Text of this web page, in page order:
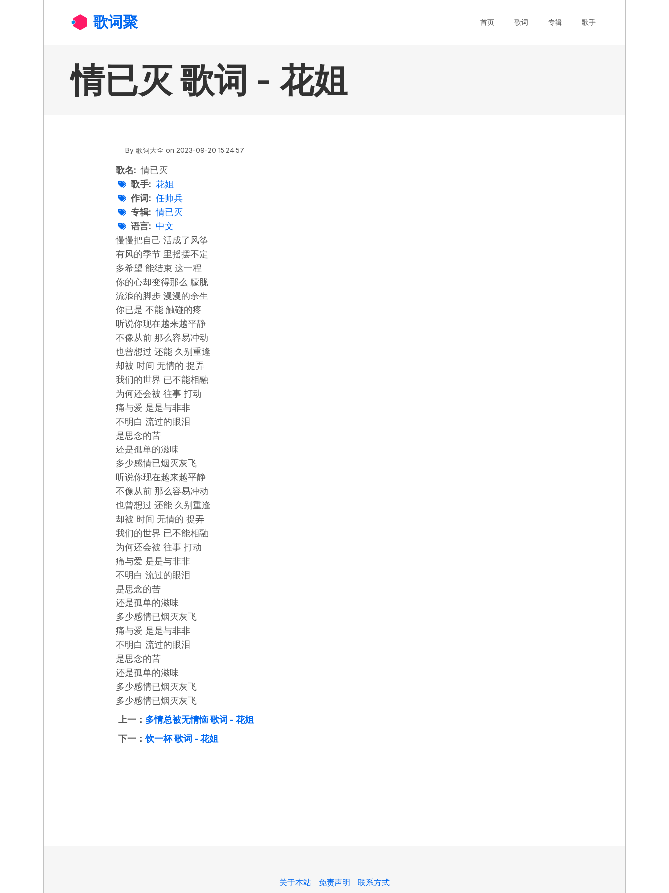
歌词聚 首页 歌词 专辑 歌手
情已灭 歌词 - 花姐
By 歌词大全 on 2023-09-20 15:24:57
歌名
情已灭
歌手
花姐
作词
任帅兵
专辑
情已灭
语言
中文
慢慢把自己 活成了风筝
有风的季节 里摇摆不定
多希望 能结束 这一程
你的心却变得那么 朦胧
流浪的脚步 漫漫的余生
你已是 不能 触碰的疼
听说你现在越来越平静
不像从前 那么容易冲动
也曾想过 还能 久别重逢
却被 时间 无情的 捉弄
我们的世界 已不能相融
为何还会被 往事 打动
痛与爱 是是与非非
不明白 流过的眼泪
是思念的苦
还是孤单的滋味
多少感情已烟灭灰飞
听说你现在越来越平静
不像从前 那么容易冲动
也曾想过 还能 久别重逢
却被 时间 无情的 捉弄
我们的世界 已不能相融
为何还会被 往事 打动
痛与爱 是是与非非
不明白 流过的眼泪
是思念的苦
还是孤单的滋味
多少感情已烟灭灰飞
痛与爱 是是与非非
不明白 流过的眼泪
是思念的苦
还是孤单的滋味
多少感情已烟灭灰飞
多少感情已烟灭灰飞
上一： 多情总被无情恼 歌词 - 花姐
下一：饮一杯 歌词 - 花姐
关于本站 免责声明 联系方式